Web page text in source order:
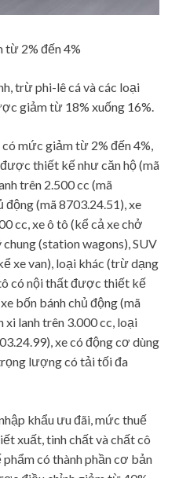
từ 2% đến 4%
trừ phi-lê cá và các loại
giảm từ 18% xuống 16%.
mức giảm từ 2% đến 4%,
thiết kế như căn hộ (mã
trên 2.500 cc (mã
động (mã 8703.24.51), xe
cc, xe ô tô (kể cả xe chở
(station wagons), SUV
xe van), loại khác (trừ dạng
có nội thất được thiết kế
bốn bánh chủ động (mã
xi lanh trên 3.000 cc, loại
xe có động cơ dùng
lượng có tải tối đa
khẩu ưu đãi, mức thuế
xuất, tinh chất và chất cô
phẩm có thành phần cơ bản